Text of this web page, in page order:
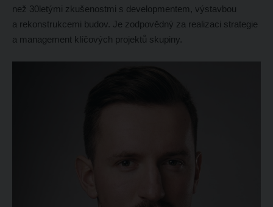
než 30letými zkušenostmi s developmentem, výstavbou
a rekonstrukcemi budov. Je zodpovědný za realizaci strategie
a management klíčových projektů skupiny.